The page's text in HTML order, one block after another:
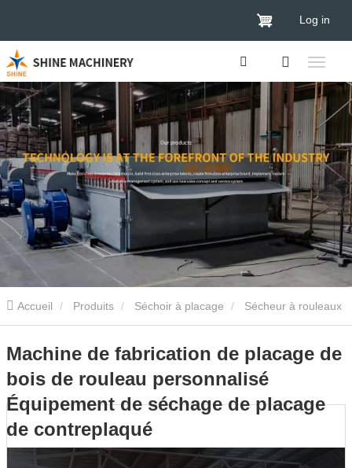
Log in
Accueil Produits Séchoir à placage Sécheur à rouleaux
de placage
rouleau personnalisé Équipement de séchage de placage de
contreplaqué
Machine de fabrication de placage de
bois de rouleau personnalisé
Équipement de séchage de placage
de contreplaqué